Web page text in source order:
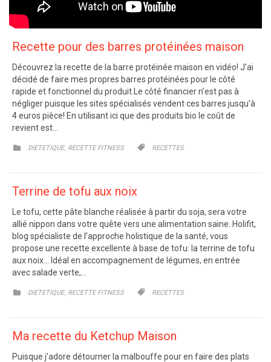
Recette pour des barres protéinées maison
Découvrez la recette de la barre protéinée maison en vidéo! J’ai
décidé de faire mes propres barres protéinées pour le côté
rapide et fonctionnel du produit.Le côté financier n’est pas à
négliger puisque les sites spécialisés vendent ces barres jusqu’à
4 euros pièce! En utilisant ici que des produits bio le coût de
revient est…
 CATEGORY
DIETETIQUE, RECETTE FITNESS  CATEGORY
RECETTES
Terrine de tofu aux noix
Le tofu, cette pâte blanche réalisée à partir du soja, sera votre
allié nippon dans votre quête vers une alimentation saine. Holifit,
blog spécialiste de l’approche holistique de la santé, vous
propose une recette excellente à base de tofu: la terrine de tofu
aux noix… Idéal en accompagnement de légumes, en entrée
avec salade verte,…
 CATEGORY
DIETETIQUE, RECETTE FITNESS  CATEGORY
RECETTES
Ma recette du Ketchup Maison
Puisque j’adore détourner la malbouffe pour en faire des plats